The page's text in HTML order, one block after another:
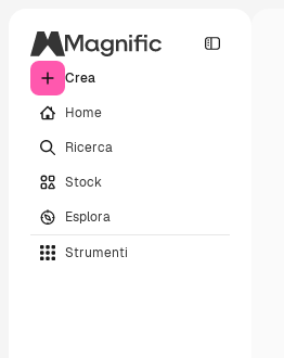
Crea
Home
Ricerca
Stock
Esplora
Strumenti